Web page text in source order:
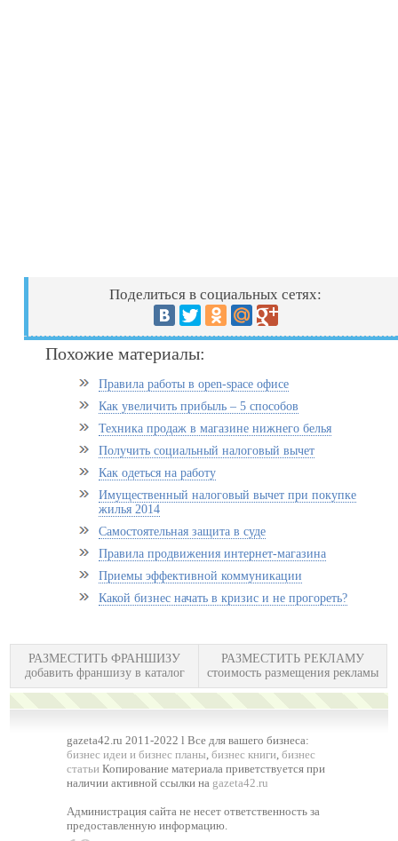
Поделиться в социальных сетях:
Похожие материалы:
Правила работы в open-space офисе
Как увеличить прибыль – 5 способов
Техника продаж в магазине нижнего белья
Получить социальный налоговый вычет
Как одеться на работу
Имущественный налоговый вычет при покупке
жилья 2014
Самостоятельная защита в суде
Правила продвижения интернет-магазина
Приемы эффективной коммуникации
Какой бизнес начать в кризис и не прогореть?
РАЗМЕСТИТЬ ФРАНШИЗУ
добавить франшизу в каталог
РАЗМЕСТИТЬ РЕКЛАМУ
стоимость размещения рекламы
gazeta42.ru 2011-2022 l Все для вашего бизнеса:
бизнес идеи и бизнес планы,бизнес книги,бизнес
статьи Копирование материала приветствуется при
наличии активной ссылки на gazeta42.ru
Администрация сайта не несет ответственность за
предоставленную информацию.